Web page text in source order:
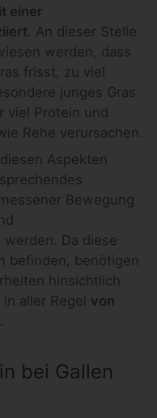
einer
. An dieser Stelle
werden, dass
frisst, zu viel
junges Gras
viel Protein und
Rehe verursachen.
Aspekten
Bewegung
Da diese
befinden, benötigen
hinsichtlich
aller Regel von
.
bei Gallen